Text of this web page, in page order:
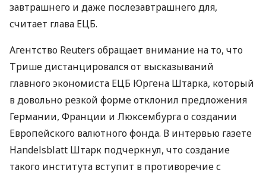
завтрашнего и даже послезавтрашнего для,
считает глава ЕЦБ.
Агентство Reuters обращает внимание на то, что
Трише дистанцировался от высказываний
главного экономиста ЕЦБ Юргена Штарка, который
в довольно резкой форме отклонил предложения
Германии, Франции и Люксембурга о создании
Европейского валютного фонда. В интервью газете
Handelsblatt Штарк подчеркнул, что создание
такого института вступит в противоречие с